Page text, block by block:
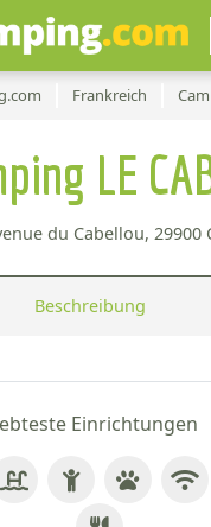
Frankreich
LE
du Cabellou, 29900
Beschreibung
Einrichtungen